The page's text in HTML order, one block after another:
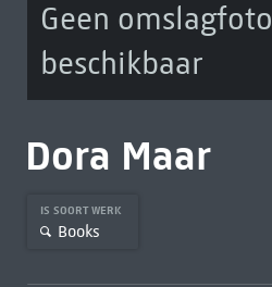
Geen omslagfoto
beschikbaar
Dora Maar
IS SOORT WERK
Books